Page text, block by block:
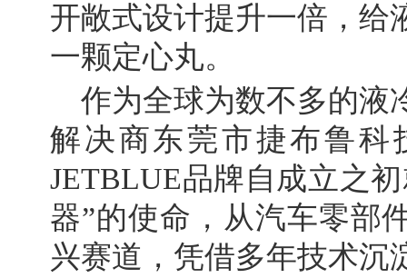
开敞式设计提升一倍，给
一颗定心丸。
作为全球为数不多的液
解决商东莞市捷布鲁科
JETBLUE品牌自成立之
器”的使命，从汽车零部
兴赛道，凭借多年技术沉